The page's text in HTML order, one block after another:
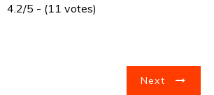
4.2/5 - (11 votes)
Next